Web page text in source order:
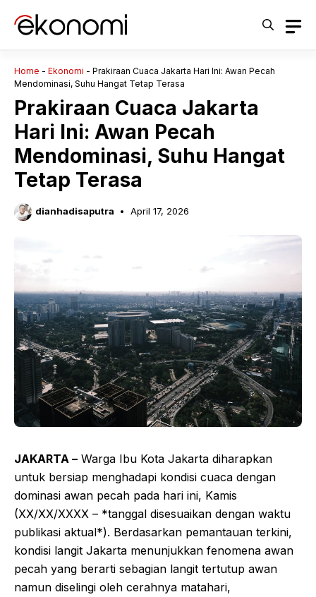
Home - Ekonomi - Prakiraan Cuaca Jakarta Hari Ini: Awan Pecah
Mendominasi, Suhu Hangat Tetap Terasa
Prakiraan Cuaca Jakarta
Hari Ini: Awan Pecah
Mendominasi, Suhu Hangat
Tetap Terasa
dianhadisaputra April 17, 2026
JAKARTA – Warga Ibu Kota Jakarta diharapkan
untuk bersiap menghadapi kondisi cuaca dengan
dominasi awan pecah pada hari ini, Kamis
(XX/XX/XXXX – *tanggal disesuaikan dengan waktu
publikasi aktual*). Berdasarkan pemantauan terkini,
kondisi langit Jakarta menunjukkan fenomena awan
pecah yang berarti sebagian langit tertutup awan
namun diselingi oleh cerahnya matahari,